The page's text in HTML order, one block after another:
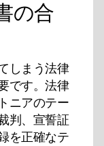
の合
しまう法律
です。法律
ニアのテー
判、宣誓証
を正確なテ